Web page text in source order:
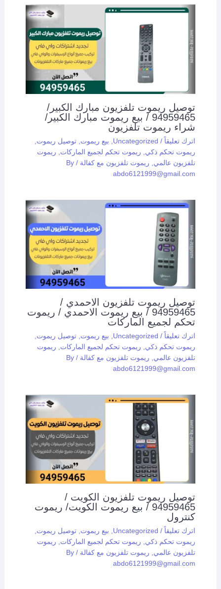
توصيل ريموت تلفزيون مبارك الكبير/
94959465 / بيع ريموت مبارك الكبير/
شراء ريموت تلفزيون
اترك تعليقاً /
Uncategorized بيع ريموت توصيل ريموت
ريموت تحكم ذكي
ريموت تحكم لجميع الماركات
ريموت
تلفزيون عالمي
ريموت تلفزيون مع كفالة / By
abdo6121999@gmail.com
توصيل ريموت تلفزيون الاحمدي /
94959465 / بيع ريموت الاحمدي / ريموت
تحكم لجميع الماركات
اترك تعليقاً /
Uncategorized بيع ريموت توصيل ريموت
ريموت تحكم ذكي
ريموت تحكم لجميع الماركات
ريموت
تلفزيون عالمي
ريموت تلفزيون مع كفالة / By
abdo6121999@gmail.com
توصيل ريموت تلفزيون الكويت /
94959465 / بيع ريموت الكويت/ ريموت
كنترول
اترك تعليقاً /
Uncategorized
, بيع ريموت, توصيل ريموت,
ريموت تحكم ذكي, ريموت تحكم لجميع الماركات, ريموت
تلفزيون عالمي, ريموت تلفزيون مع كفالة / By
abdo6121999@gmail.com